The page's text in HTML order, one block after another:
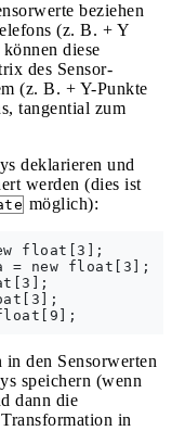
beziehen
(z. B. + Y
diese
des Sensor-
(z. B. + Y-Punkte
tangential zum
deklarieren und
werden (dies ist
möglich):
float[3];
= new float[3];
den Sensorwerten
speichern (wenn
dann die
in